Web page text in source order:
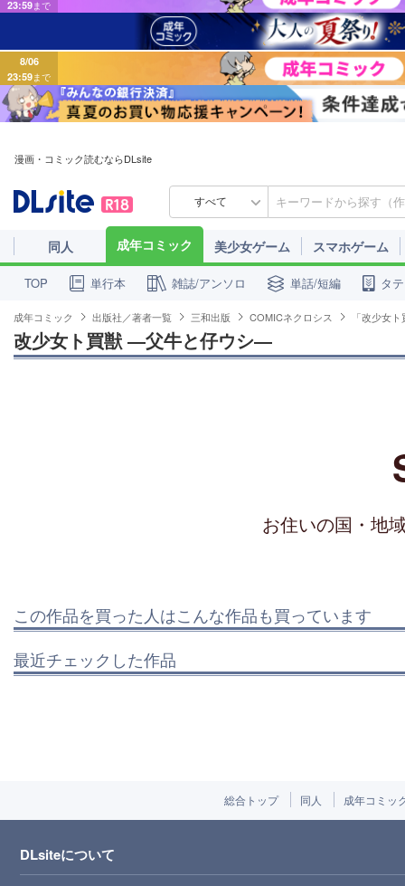
8/06
23:59まで
漫画・コミック読むならDLsite
すべて
同人 成年コミック 美少女ゲーム スマホゲーム
TOP 単行本 雑誌/アンソロ 単話/短編 タ
成年コミック 出版社／著者一覧 三和出版 COMICネクロシス 「改少女
改少女ト買獣 ―父牛と仔ウシ―
お住いの国・地
この作品を買った人はこんな作品も買っています
最近チェックした作品
総合トップ 同人 成年コミッ
DLsiteについて